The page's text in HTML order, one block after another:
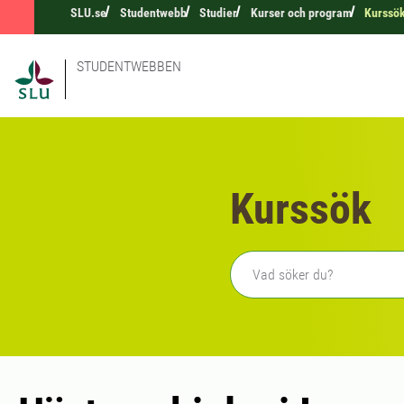
SLU.se Studentwebb Studier Kurser och program
STUDENTWEBBEN
Kurssök
Fritext sökning